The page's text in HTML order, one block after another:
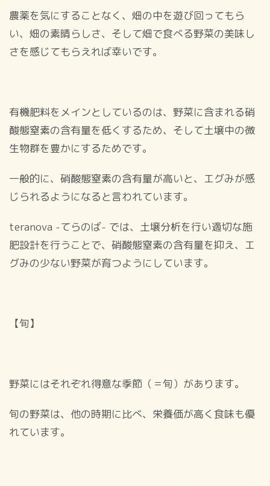
農薬を気にすることなく、畑の中を遊び回ってもら
い、畑の素晴らしさ、そして畑で食べる野菜の美味し
さを感じてもらえれば幸いです。
有機肥料をメインとしているのは、野菜に含まれる硝
酸態窒素の含有量を低くするため、そして土壌中の微
生物群を豊かにするためです。
一般的に、硝酸態窒素の含有量が高いと、エグみが感
じられるようになると言われています。
teranova -てらのば- では、土壌分析を行い適切な施
肥設計を行うことで、硝酸態窒素の含有量を抑え、エ
グみの少ない野菜が育つようにしています。
【旬】
野菜にはそれぞれ得意な季節（＝旬）があります。
旬の野菜は、他の時期に比べ、栄養価が高く食味も優
れています。